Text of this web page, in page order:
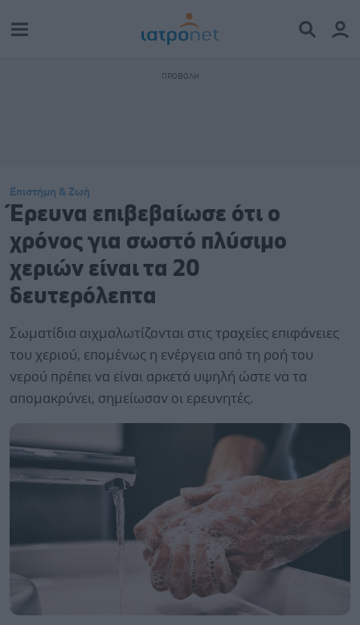
Επιστήμη & Ζωή
Έρευνα επιβεβαίωσε ότι ο
χρόνος για σωστό πλύσιμο
χεριών είναι τα 20
δευτερόλεπτα
Σωματίδια αιχμαλωτίζονται στις τραχείες επιφάνειες
του χεριού, επομένως η ενέργεια από τη ροή του
νερού πρέπει να είναι αρκετά υψηλή ώστε να τα
απομακρύνει, σημείωσαν οι ερευνητές.